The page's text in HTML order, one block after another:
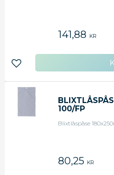
141,88 KR
Lägg till i favoriter
100/FP
Blixtlåspåse
80,25 KR